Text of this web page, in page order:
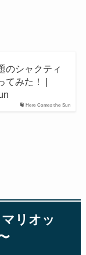
Here Comes the Sun
のシャクティ
てみた！ |
リオッ